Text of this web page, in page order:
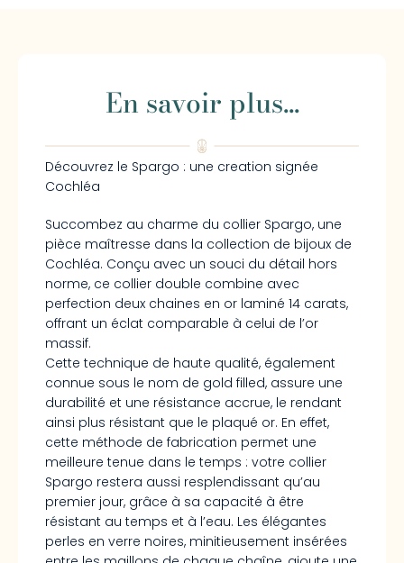
En savoir plus...
Découvrez le Spargo : une creation signée
Cochléa
Succombez au charme du collier Spargo, une
pièce maîtresse dans la collection de bijoux de
Cochléa. Conçu avec un souci du détail hors
norme, ce collier double combine avec
perfection deux chaines en or laminé 14 carats,
offrant un éclat comparable à celui de l’or
massif.
Cette technique de haute qualité, également
connue sous le nom de gold filled, assure une
durabilité et une résistance accrue, le rendant
ainsi plus résistant que le plaqué or. En effet,
cette méthode de fabrication permet une
meilleure tenue dans le temps : votre collier
Spargo restera aussi resplendissant qu’au
premier jour, grâce à sa capacité à être
résistant au temps et à l’eau. Les élégantes
perles en verre noires, minitieusement insérées